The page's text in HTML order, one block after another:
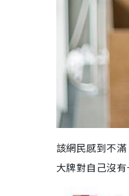
該網民感到不
大牌對自己沒有